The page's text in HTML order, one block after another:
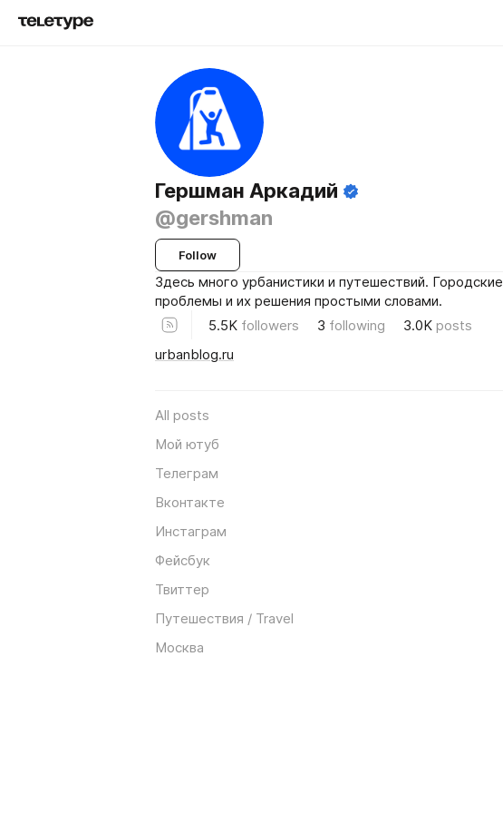
Гершман Аркадий
@gershman
Follow
Здесь много урбанистики и путешествий. Городские
проблемы и их решения простыми словами.
5.5K followers 3 following 3.0K posts
urbanblog.ru
All posts
Мой ютуб
Телеграм
Вконтакте
Инстаграм
Фейсбук
Твиттер
Путешествия / Travel
Москва